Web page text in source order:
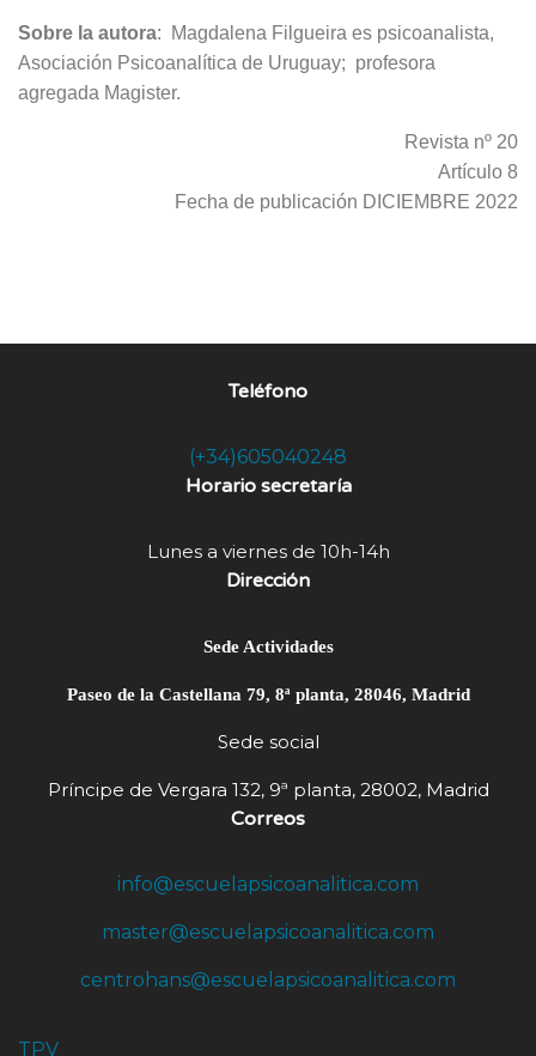
Sobre la autora: Magdalena Filgueira es psicoanalista,
Asociación Psicoanalítica de Uruguay; profesora
agregada Magister.
Revista nº 20
Artículo 8
Fecha de publicación DICIEMBRE 2022
Teléfono
(+34)605040248
Horario secretaría
Lunes a viernes de 10h-14h
Dirección
Sede Actividades
Paseo de la Castellana 79, 8ª planta, 28046, Madrid
Sede social
Príncipe de Vergara 132, 9ª planta, 28002, Madrid
Correos
info@escuelapsicoanalitica.com
master@escuelapsicoanalitica.com
centrohans@escuelapsicoanalitica.com
TPV